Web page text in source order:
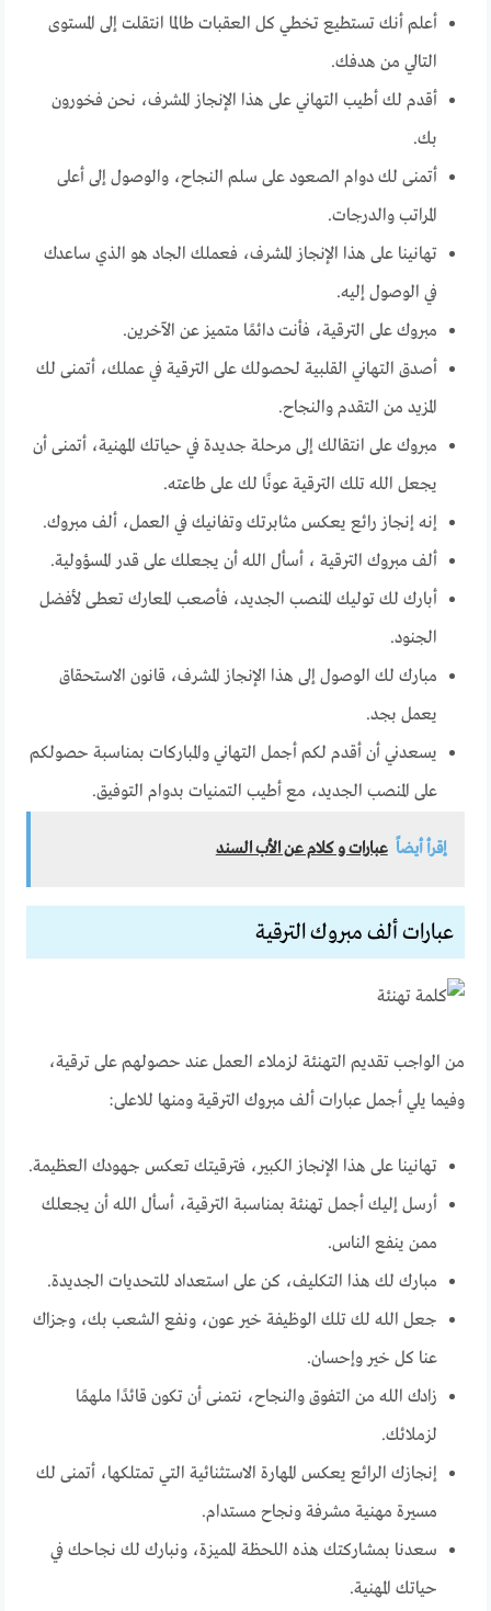
أعلم أنك تستطيع تخطي كل العقبات طالما انتقلت إلى المستوى
التالي من هدفك.
أقدم لك أطيب التهاني على هذا الإنجاز المشرف، نحن فخورون
بك.
أتمنى لك دوام الصعود على سلم النجاح، والوصول إلى أعلى
المراتب والدرجات.
تهانينا على هذا الإنجاز المشرف، فعملك الجاد هو الذي ساعدك
في الوصول إليه.
مبروك على الترقية، فأنت دائمًا متميز عن الآخرين.
أصدق التهاني القلبية لحصولك على الترقية في عملك، أتمنى لك
المزيد من التقدم والنجاح.
مبروك على انتقالك إلى مرحلة جديدة في حياتك المهنية، أتمنى أن
يجعل الله تلك الترقية عونًا لك على طاعته.
إنه إنجاز رائع يعكس مثابرتك وتفانيك في العمل، ألف مبروك.
ألف مبروك الترقية ، أسأل الله أن يجعلك على قدر المسؤولية.
أبارك لك توليك المنصب الجديد، فأصعب المعارك تعطى لأفضل
الجنود.
مبارك لك الوصول إلى هذا الإنجاز المشرف، قانون الاستحقاق
يعمل بجد.
يسعدني أن أقدم لكم أجمل التهاني والمباركات بمناسبة حصولكم
على المنصب الجديد، مع أطيب التمنيات بدوام التوفيق.
إقرأ أيضاً عبارات و كلام عن الأب السند
عبارات ألف مبروك الترقية
من الواجب تقديم التهنئة لزملاء العمل عند حصولهم على ترقية،
وفيما يلي أجمل عبارات ألف مبروك الترقية ومنها للاعلى:
تهانينا على هذا الإنجاز الكبير، فترقيتك تعكس جهودك العظيمة.
أرسل إليك أجمل تهنئة بمناسبة الترقية، أسأل الله أن يجعلك
ممن ينفع الناس.
مبارك لك هذا التكليف، كن على استعداد للتحديات الجديدة.
جعل الله لك تلك الوظيفة خير عون، ونفع الشعب بك، وجزاك
عنا كل خير وإحسان.
زادك الله من التفوق والنجاح، نتمنى أن تكون قائدًا ملهمًا
لزملائك.
إنجازك الرائع يعكس المهارة الاستثنائية التي تمتلكها، أتمنى لك
مسيرة مهنية مشرفة ونجاح مستدام.
سعدنا بمشاركتك هذه اللحظة المميزة، ونبارك لك نجاحك في
حياتك المهنية.